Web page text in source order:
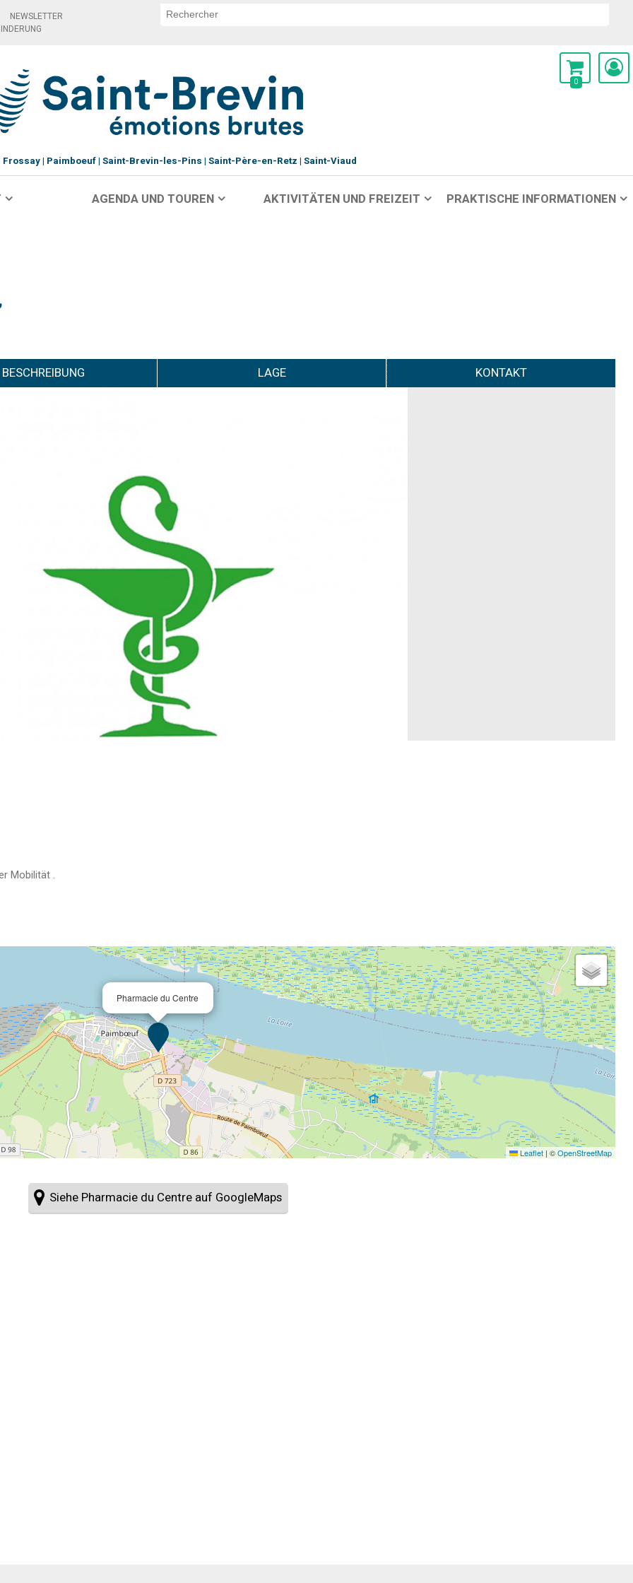
NEWSLETTER
0
Frossay Paimboeuf Saint-Brevin-les-Pins Saint-Père-en-Retz Saint-Viaud
AGENDA UND TOUREN AKTIVITÄTEN UND FREIZEIT PRAKTISCHE INFORMATIONEN
BESCHREIBUNG LAGE KONTAKT
Mobilität
Pharmacie du Centre
Leaflet | ©OpenStreetMap
Siehe Pharmacie du Centre auf GoogleMaps